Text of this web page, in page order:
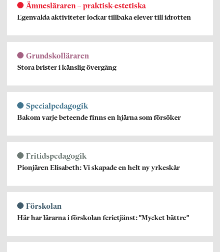
Ämnesläraren – praktisk-estetiska
Egenvalda aktiviteter lockar tillbaka elever till idrotten
Grundskolläraren
Stora brister i känslig övergång
Specialpedagogik
Bakom varje beteende finns en hjärna som försöker
Fritidspedagogik
Pionjären Elisabeth: Vi skapade en helt ny yrkeskår
Förskolan
Här har lärarna i förskolan ferietjänst: ”Mycket bättre”